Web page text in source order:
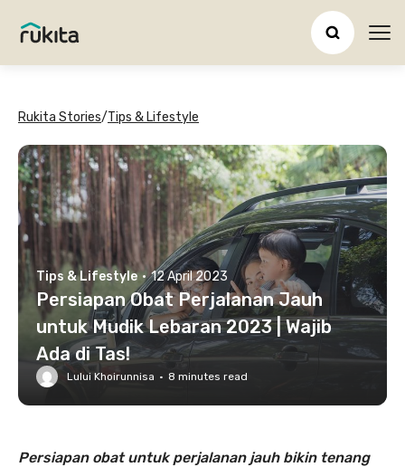
Rukita Stories/Tips & Lifestyle
Tips & Lifestyle · 12 April 2023
Persiapan Obat Perjalanan Jauh
untuk Mudik Lebaran 2023 | Wajib
Ada di Tas!
Lului Khoirunnisa · 8 minutes read
Persiapan obat untuk perjalanan jauh bikin tenang